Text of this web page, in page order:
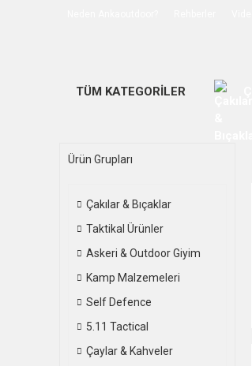
TÜM KATEGORİLER
Ürün Grupları
Çakılar & Bıçaklar
Taktikal Ürünler
Askeri & Outdoor Giyim
Kamp Malzemeleri
Self Defence
5.11 Tactical
Çaylar & Kahveler